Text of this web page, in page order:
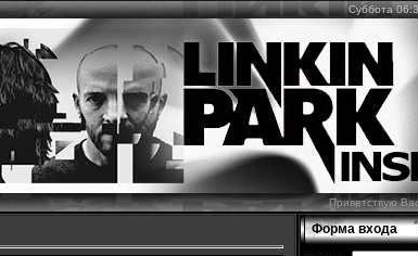
Суббота
Приветствую
Форма входа